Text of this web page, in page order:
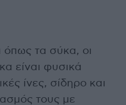
τα σύκα, οι
είναι φυσικά
ίνες, σίδηρο και
τους με